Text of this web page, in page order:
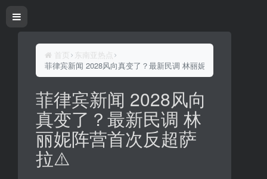
首页
东南亚热点
菲律宾新闻 2028风向真变了？最新民调 林丽妮阵营首次反超萨
菲律宾新闻 2028风向
真变了？最新民调 林
丽妮阵营首次反超萨
拉⚠️